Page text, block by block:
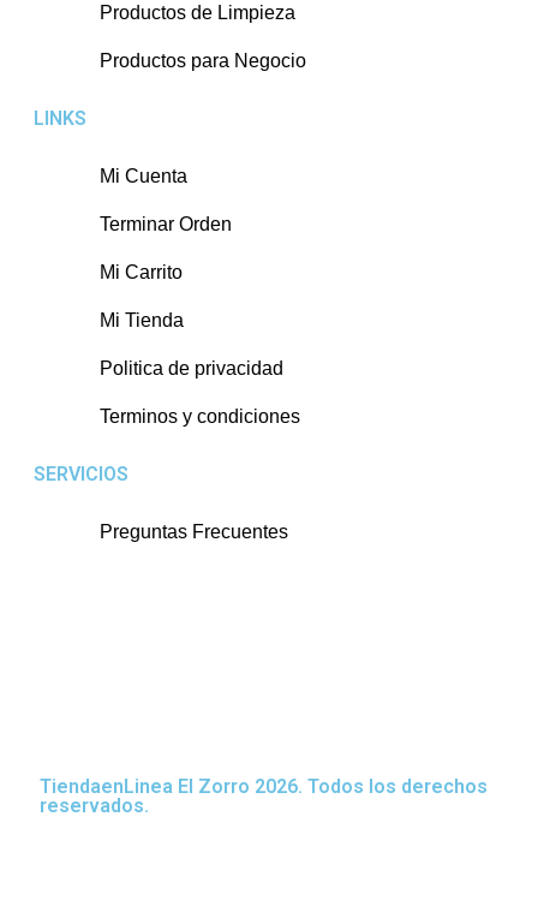
Productos de Limpieza
Productos para Negocio
LINKS
Mi Cuenta
Terminar Orden
Mi Carrito
Mi Tienda
Politica de privacidad
Terminos y condiciones
SERVICIOS
Preguntas Frecuentes
TiendaenLinea El Zorro 2026. Todos los derechos
reservados.